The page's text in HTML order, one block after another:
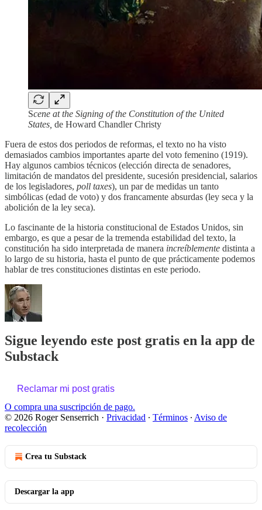
Scene at the Signing of the Constitution of the United
States, de Howard Chandler Christy
Fuera de estos dos periodos de reformas, el texto no ha visto
demasiados cambios importantes aparte del voto femenino (1919).
Hay algunos cambios técnicos (elección directa de senadores,
limitación de mandatos del presidente, sucesión presidencial, salarios
de los legisladores, poll taxes), un par de medidas un tanto
simbólicas (edad de voto) y dos francamente absurdas (ley seca y la
abolición de la ley seca).
Lo fascinante de la historia constitucional de Estados Unidos, sin
embargo, es que a pesar de la tremenda estabilidad del texto, la
constitución ha sido interpretada de manera increíblemente distinta a
lo largo de su historia, hasta el punto de que prácticamente podemos
hablar de tres constituciones distintas en este periodo.
Sigue leyendo este post gratis en la app de
Substack
Reclamar mi post gratis
O compra una suscripción de pago.
© 2026 Roger Senserrich · Privacidad ∙ Términos ∙ Aviso de
recolección
Crea tu Substack
Descargar la app